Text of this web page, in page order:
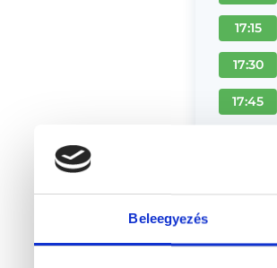
Beleegyezés
17:15
17:30
17:45